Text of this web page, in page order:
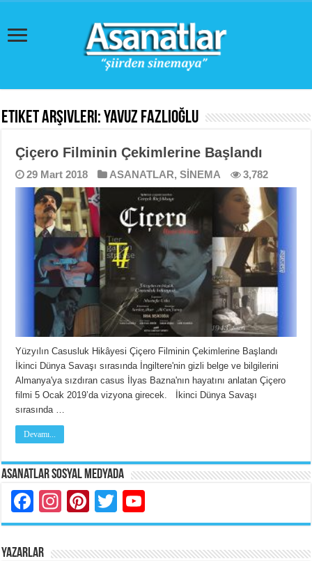
Etiket Arşivleri:Yavuz Fazlıoğlu
Çiçero Filminin Çekimlerine Başlandı
29 Mart 2018 ASANATLAR,SİNEMA 3,782
Yüzyılın Casusluk Hikâyesi Çiçero Filminin Çekimlerine Başlandı
İkinci Dünya Savaşı sırasında İngiltere'nin gizli belge ve bilgilerini
Almanya'ya sızdıran casus İlyas Bazna'nın hayatını anlatan Çiçero
filmi 5 Ocak 2019’da vizyona girecek. İkinci Dünya Savaşı
sırasında …
Devamı...
Asanatlar Sosyal Medyada
Facebook
Instagram
Pinterest
Twitter
YAZARLAR